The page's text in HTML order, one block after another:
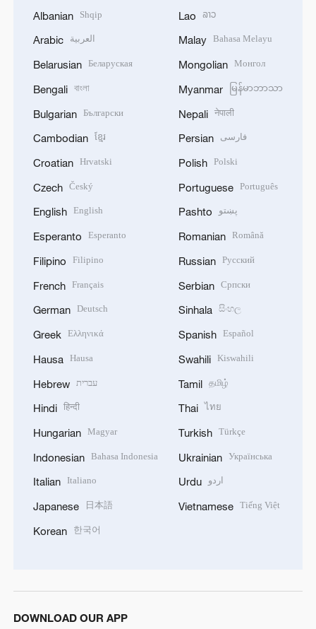
Albanian Shqip
Arabic العربية
Belarusian Беларуская
Bengali বাংলা
Bulgarian Български
Cambodian ខ្មែរ
Croatian Hrvatski
Czech Český
English English
Esperanto Esperanto
Filipino Filipino
French Français
German Deutsch
Greek Ελληνικά
Hausa Hausa
Hebrew עברית
Hindi हिन्दी
Hungarian Magyar
Indonesian Bahasa Indonesia
Italian Italiano
Japanese 日本語
Korean 한국어
Lao ລາວ
Malay Bahasa Melayu
Mongolian Монгол
Myanmar မြန်မာဘာသာ
Nepali नेपाली
Persian فارسی
Polish Polski
Portuguese Português
Pashto پښتو
Romanian Română
Russian Русский
Serbian Српски
Sinhala සිංහල
Spanish Español
Swahili Kiswahili
Tamil தமிழ்
Thai ไทย
Turkish Türkçe
Ukrainian Українська
Urdu اردو
Vietnamese Tiếng Việt
DOWNLOAD OUR APP